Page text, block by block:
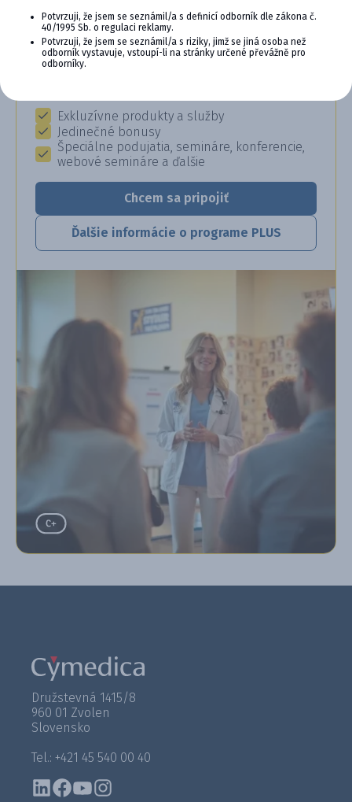
Zapojte sa do vernostného programu Cymedica
Plus a získajte ďalšie bonusy pre svoju
veterinárnu prax, vzdelávanie a pohodu.
Exkluzívne produkty a služby
Jedinečné bonusy
Špeciálne podujatia, semináre, konferencie,
webové semináre a ďalšie
Chcem sa pripojiť
Ďalšie informácie o programe PLUS
Družstevná 1415/8
960 01 Zvolen
Slovensko
Tel.: +421 45 540 00 40
Potvrzuji, že jsem se seznámil/a s definicí odborník dle zákona č.
40/1995 Sb. o regulaci reklamy.
Potvrzuji, že jsem se seznámil/a s riziky, jimž se jiná osoba než
odborník vystavuje, vstoupí-li na stránky určené převážně pro
odborníky.